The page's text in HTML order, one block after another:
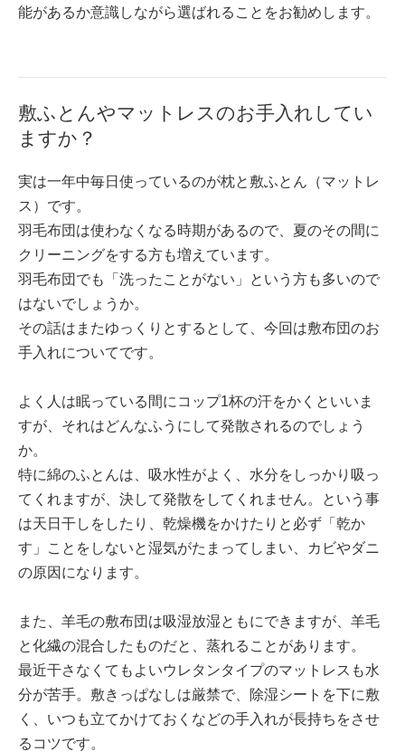
能があるか意識しながら選ばれることをお勧めします。
敷ふとんやマットレスのお手入れしてい
ますか？
実は一年中毎日使っているのが枕と敷ふとん（マットレ
ス）です。
羽毛布団は使わなくなる時期があるので、夏のその間に
クリーニングをする方も増えています。
羽毛布団でも「洗ったことがない」という方も多いので
はないでしょうか。
その話はまたゆっくりとするとして、今回は敷布団のお
手入れについてです。
よく人は眠っている間にコップ1杯の汗をかくといいま
すが、それはどんなふうにして発散されるのでしょう
か。
特に綿のふとんは、吸水性がよく、水分をしっかり吸っ
てくれますが、決して発散をしてくれません。という事
は天日干しをしたり、乾燥機をかけたりと必ず「乾か
す」ことをしないと湿気がたまってしまい、カビやダニ
の原因になります。
また、羊毛の敷布団は吸湿放湿ともにできますが、羊毛
と化繊の混合したものだと、蒸れることがあります。
最近干さなくてもよいウレタンタイプのマットレスも水
分が苦手。敷きっぱなしは厳禁で、除湿シートを下に敷
く、いつも立てかけておくなどの手入れが長持ちをさせ
るコツです。